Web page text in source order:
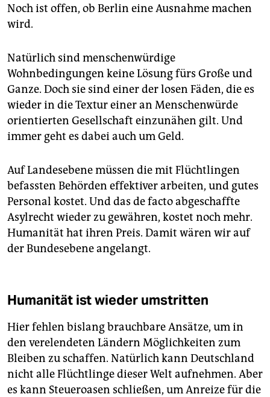
Noch ist offen, ob Berlin eine Ausnahme machen
wird.
Natürlich sind menschenwürdige
Wohnbedingungen keine Lösung fürs Große und
Ganze. Doch sie sind einer der losen Fäden, die es
wieder in die Textur einer an Menschenwürde
orientierten Gesellschaft einzunähen gilt. Und
immer geht es dabei auch um Geld.
Auf Landesebene müssen die mit Flüchtlingen
befassten Behörden effektiver arbeiten, und gutes
Personal kostet. Und das de facto abgeschaffte
Asylrecht wieder zu gewähren, kostet noch mehr.
Humanität hat ihren Preis. Damit wären wir auf
der Bundesebene angelangt.
Humanität ist wieder umstritten
Hier fehlen bislang brauchbare Ansätze, um in
den verelendeten Ländern Möglichkeiten zum
Bleiben zu schaffen. Natürlich kann Deutschland
nicht alle Flüchtlinge dieser Welt aufnehmen. Aber
es kann Steueroasen schließen, um Anreize für die